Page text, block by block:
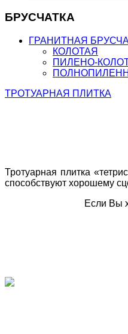
БРУСЧАТКА
ГРАНИТНАЯ
КОЛОТАЯ
ПИЛЕНО-
ТРОТУАРНАЯ ПЛИТКА
Тротуарная плитка
способствуют хорошему
Если Вы